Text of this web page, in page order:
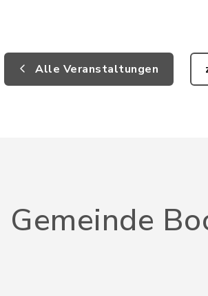
Alle Veranstaltungen
Gemeinde